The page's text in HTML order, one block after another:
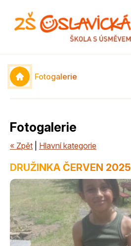
Fotogalerie
Fotogalerie
« Zpět Hlavní kategorie
DRUŽINKA ČERVEN 2025